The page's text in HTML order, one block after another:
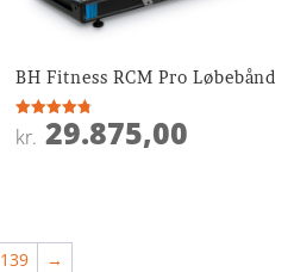
BH Fitness RCM Pro Løbebånd
Vurderet
4.8
kr. 29.875,00
139 →